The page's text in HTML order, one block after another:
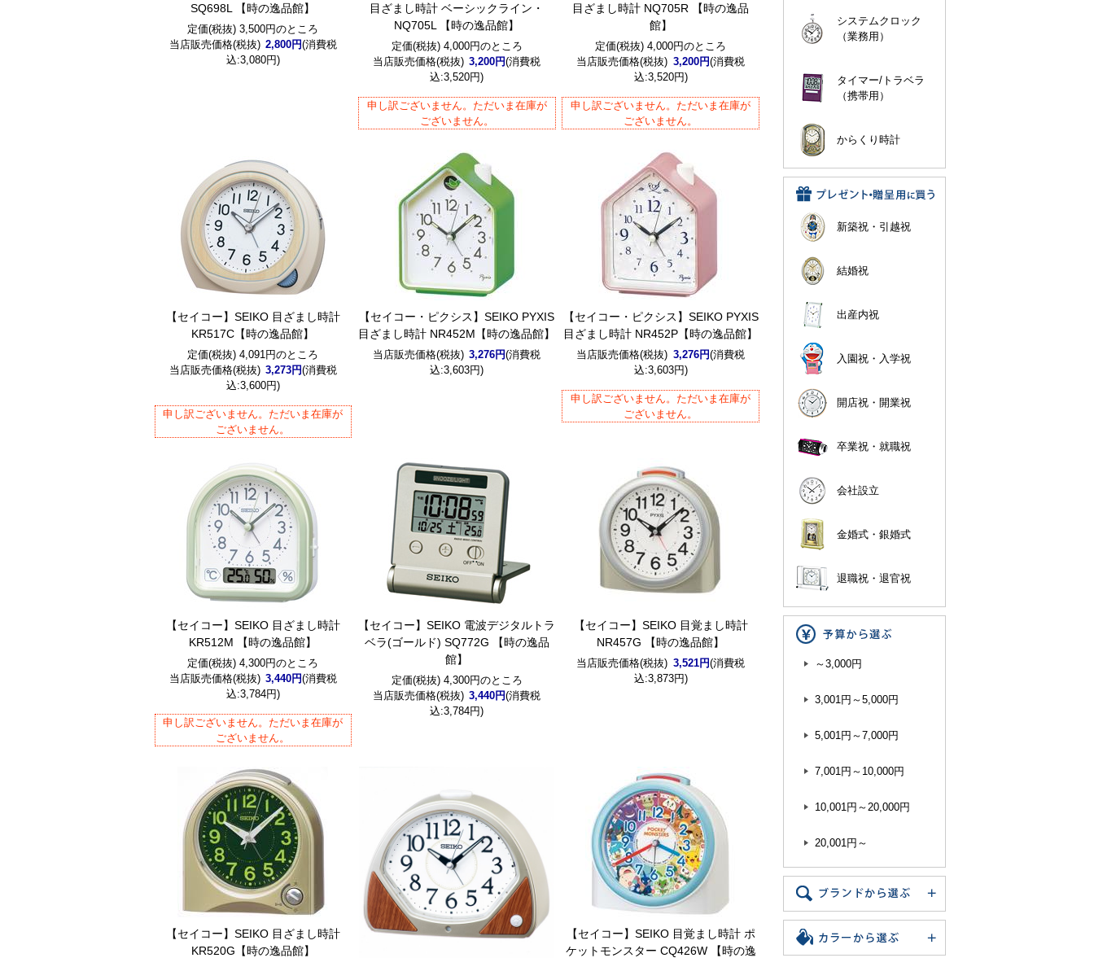
SQ698L 【時の逸品館】
定価(税抜) 3,500円のところ
当店販売価格(税抜) 2,800円(消費税
込:3,080円)
目ざまし時計 ベーシックライン・
NQ705L 【時の逸品館】
定価(税抜) 4,000円のところ
当店販売価格(税抜) 3,200円(消費税
込:3,520円)
申し訳ございません。ただいま在庫が
ございません。
目ざまし時計 NQ705R 【時の逸品
館】
定価(税抜) 4,000円のところ
当店販売価格(税抜) 3,200円(消費税
込:3,520円)
申し訳ございません。ただいま在庫が
ございません。
【セイコー】SEIKO 目ざまし時計
KR517C【時の逸品館】
定価(税抜) 4,091円のところ
当店販売価格(税抜) 3,273円(消費税
込:3,600円)
申し訳ございません。ただいま在庫が
ございません。
【セイコー・ピクシス】SEIKO PYXIS
目ざまし時計 NR452M【時の逸品館】
当店販売価格(税抜) 3,276円(消費税
込:3,603円)
【セイコー・ピクシス】SEIKO PYXIS
目ざまし時計 NR452P【時の逸品館】
当店販売価格(税抜) 3,276円(消費税
込:3,603円)
申し訳ございません。ただいま在庫が
ございません。
【セイコー】SEIKO 目ざまし時計
KR512M 【時の逸品館】
定価(税抜) 4,300円のところ
当店販売価格(税抜) 3,440円(消費税
込:3,784円)
申し訳ございません。ただいま在庫が
ございません。
【セイコー】SEIKO 電波デジタルトラ
ベラ(ゴールド) SQ772G 【時の逸品
館】
定価(税抜) 4,300円のところ
当店販売価格(税抜) 3,440円(消費税
込:3,784円)
【セイコー】SEIKO 目覚まし時計
NR457G 【時の逸品館】
当店販売価格(税抜) 3,521円(消費税
込:3,873円)
【セイコー】SEIKO 目ざまし時計
KR520G【時の逸品館】
【セイコー】SEIKO 目覚まし時計 ポ
ケットモンスター CQ426W 【時の逸
システムクロック
（業務用）
タイマー/トラベラ
（携帯用）
からくり時計
新築祝・引越祝
結婚祝
出産内祝
入園祝・入学祝
開店祝・開業祝
卒業祝・就職祝
会社設立
金婚式・銀婚式
退職祝・退官祝
～3,000円
3,001円～5,000円
5,001円～7,000円
7,001円～10,000円
10,001円～20,000円
20,001円～